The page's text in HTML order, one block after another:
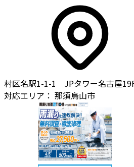
村区名駅1-1-1 JPタワー名古屋
対応エリア： 那須烏山市